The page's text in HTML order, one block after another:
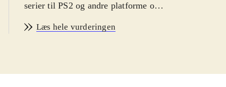
serier til PS2 og andre platforme og i
syv spil og det er oplagt, at de første
en PEGI: 12 og ikoner for vold.
Læs hele vurderingen